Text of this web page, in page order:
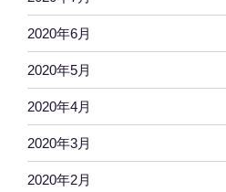
2020年6月
2020年5月
2020年4月
2020年3月
2020年2月